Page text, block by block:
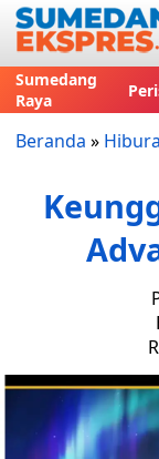
Sumedang
Raya
Beranda »